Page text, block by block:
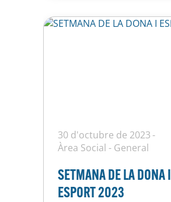
30 d'octubre de 2023
Àrea Social - General
SETMANA DE LA DONA I
ESPORT 2023